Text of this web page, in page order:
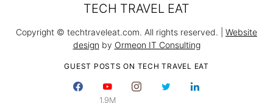
GUEST POSTS ON TECH TRAVEL EAT
1.9M
TECH TRAVEL EAT
Copyright © techtraveleat.com. All rights reserved. | Website
design by Ormeon IT Consulting